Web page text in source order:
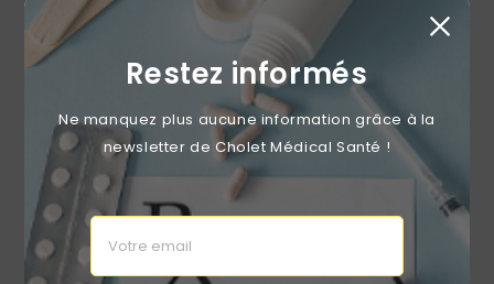
Restez informés
Ne manquez plus aucune information grâce à la
newsletter de Cholet Médical Santé !
Lot De 2 - Drap D’Examen Ouate Recyclée 2 Plis Lisse
Blanc M'Roll 50x35 Cm Bis
Prix
7,89 €